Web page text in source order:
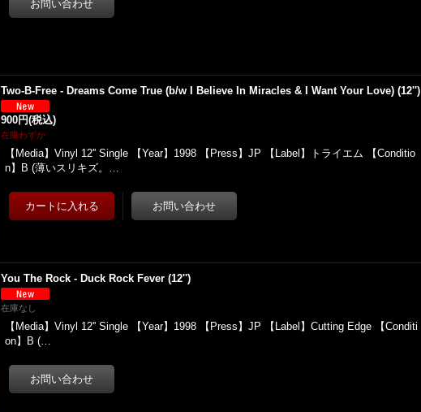
Two-B-Free - Dreams Come True (b/w I Believe In Miracles & I Want Your Love) (12'')
900円(税込)
在庫わずか
【Media】Vinyl 12'' Single 【Year】1998 【Press】JP 【Label】トライエム 【Conditio
n】B (薄いスリキズ。…
You The Rock - Duck Rock Fever (12'')
在庫なし
【Media】Vinyl 12'' Single 【Year】1998 【Press】JP 【Label】Cutting Edge 【Conditi
on】B (…